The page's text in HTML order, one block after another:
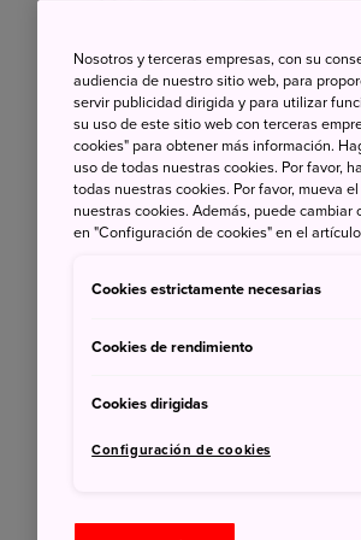
Ahora puedes resolver tus
Queda prohibida la grabación
- JNTO no se hace responsable
- JNTO no se responsabiliza de
Nosotros y terceras empresas, con su
audiencia de nuestro sitio web, para
servir publicidad dirigida y para utilizar
su uso de este sitio web con terceras
cookies" para obtener más información.
uso de todas nuestras cookies. Por favor,
todas nuestras cookies. Por favor, mueva
nuestras cookies. Además, puede
en "Configuración de cookies" en el
Cookies estrictamente necesarias
Cookies de rendimiento
Cookies dirigidas
Configuración de cookies